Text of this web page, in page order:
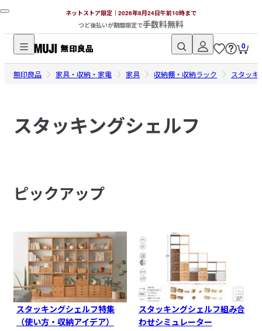
ネットストア限定｜2026年8月24日午前10時まで
つど後払いが期間限定で手数料無料
無
印
ネ
ッ
ア
0
無印良品 家具・収納・家電 家具 収納棚・収納ラック スタッキ
スタッキングシェルフ
ピックアップ
スタッキングシェルフ特集
（使い方・収納アイデア）
スタッキングシェルフ組み合
わせシミュレーター